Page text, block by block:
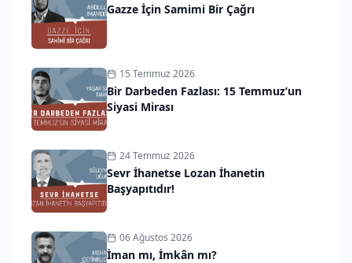
Gazze İçin Samimi Bir Çağrı
15 Temmuz 2026
Bir Darbeden Fazlası: 15 Temmuz’un
Siyasi Mirası
24 Temmuz 2026
Sevr İhanetse Lozan İhanetin
Başyapıtıdır!
06 Ağustos 2026
İman mı, İmkân mı?